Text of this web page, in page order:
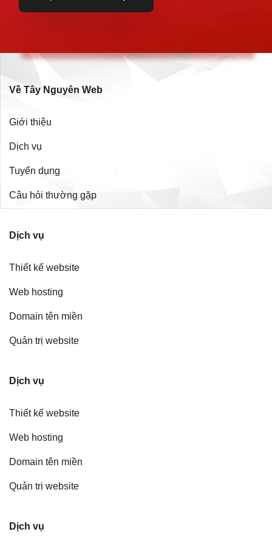
Về Tây Nguyên Web
Giới thiệu
Dịch vụ
Tuyển dụng
Câu hỏi thường gặp
Dịch vụ
Thiết kế website
Web hosting
Domain tên miền
Quản trị website
Dịch vụ
Thiết kế website
Web hosting
Domain tên miền
Quản trị website
Dịch vụ